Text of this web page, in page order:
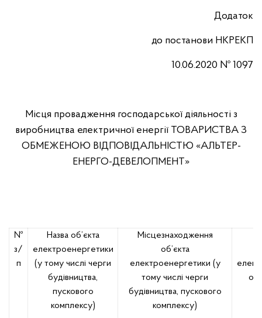
Додаток
до постанови НКРЕКП
10.06.2020 № 1097
Місця провадження господарської діяльності з
виробництва електричної енергії ТОВАРИСТВА З
ОБМЕЖЕНОЮ ВІДПОВІДАЛЬНІСТЮ «АЛЬТЕР-
ЕНЕРГО-ДЕВЕЛОПМЕНТ»
№
з/
п
Назва об’єкта
електроенергетики
(у тому числі черги
будівництва,
пускового
комплексу)
Місцезнаходження
об’єкта
електроенергетики (у
тому числі черги
будівництва, пускового
комплексу)